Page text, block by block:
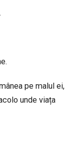
pe malul ei,
unde viața